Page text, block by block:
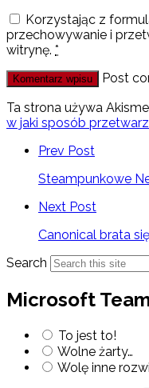
Korzystając z
przechowywanie i
witrynę. *
Post
Ta strona używa
w jaki sposób
Prev Post
Steampunkowe
Next Post
Canonical brata
Search
Microsoft
To jest to!
Wolne żarty…
Wolę inne